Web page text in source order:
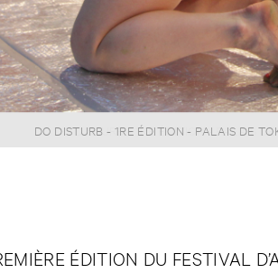
DO DISTURB - 1RE ÉDITION - PALAIS
ÉDITION DU FESTIVAL